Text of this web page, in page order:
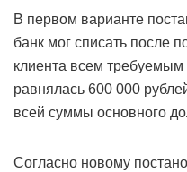
В первом варианте
банк мог списать после
клиента всем
равнялась 600 000
всей суммы основного
Согласно новому